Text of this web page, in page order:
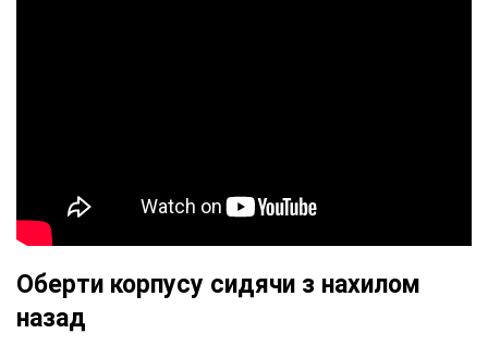
Оберти корпусу сидячи з нахилом
назад